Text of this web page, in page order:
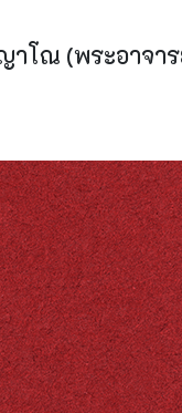
าโณ (พระอาจา